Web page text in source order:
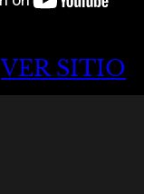
VER SITIO